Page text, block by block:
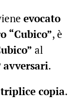
evocato
“Cubico”, è
al
avversari.
copia.